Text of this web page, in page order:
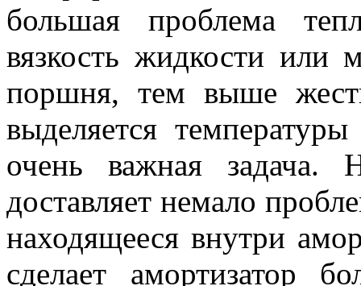
большая проблема
вязкость жидкости или
поршня, тем выше
выделяется
очень важная задача.
доставляет немало
находящееся внутри
сделает амортизатор